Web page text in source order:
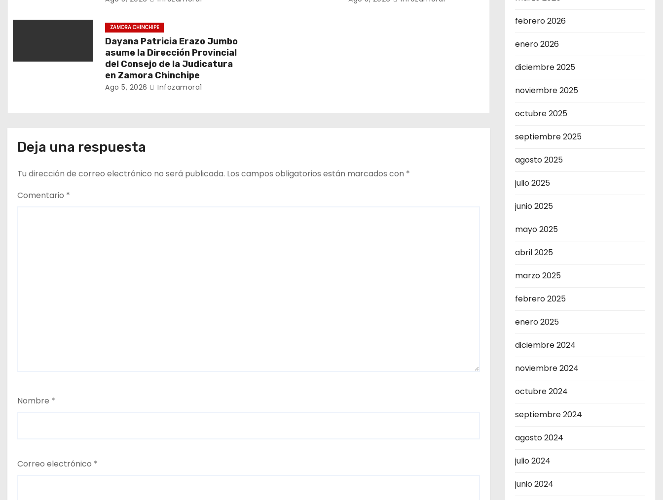
s
ZAMORA CHINCHIPE
Dayana Patricia Erazo Jumbo
asume la Dirección Provincial
del Consejo de la Judicatura
en Zamora Chinchipe
Ago 5, 2026 Infozamora1
Deja una respuesta
Tu dirección de correo electrónico no será publicada. Los campos obligatorios están marcados con *
Comentario *
Nombre *
Correo electrónico *
febrero 2026
enero 2026
diciembre 2025
noviembre 2025
octubre 2025
septiembre 2025
agosto 2025
julio 2025
junio 2025
mayo 2025
abril 2025
marzo 2025
febrero 2025
enero 2025
diciembre 2024
noviembre 2024
octubre 2024
septiembre 2024
agosto 2024
julio 2024
junio 2024